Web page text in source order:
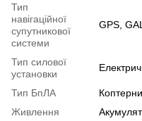
Тип
навігаційної
супутникової
системи
GPS,
Тип силової
установки
Тип БпЛА
Живлення